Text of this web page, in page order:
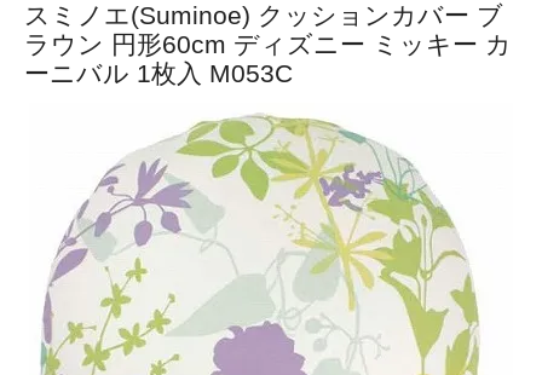
スミノエ(Suminoe) クッションカバー ブ
ラウン 円形60cm ディズニー ミッキー カ
ーニバル 1枚入 M053C